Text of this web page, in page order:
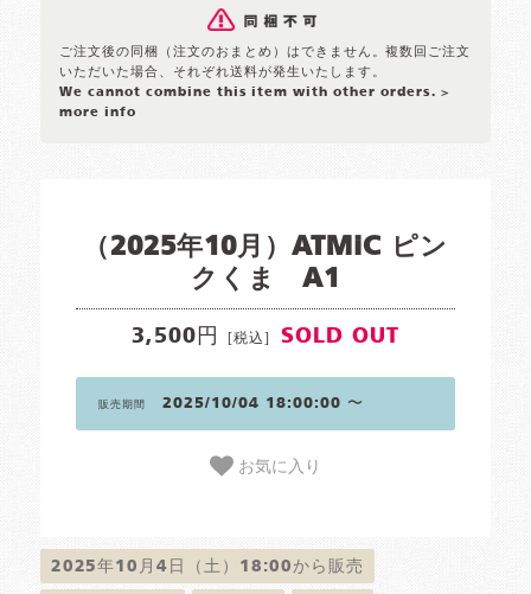
ご注文後の同梱（注文のおまとめ）はできません。複数回ご注文
いただいた場合、それぞれ送料が発生いたします。
We cannot combine this item with other orders. >
more info
（2025年10月）ATMiC ピン
クくま A1
3,500円 [税込] SOLD OUT
販売期間 2025/10/04 18:00:00 〜
お気に入り
2025年10月4日（土）18:00から販売